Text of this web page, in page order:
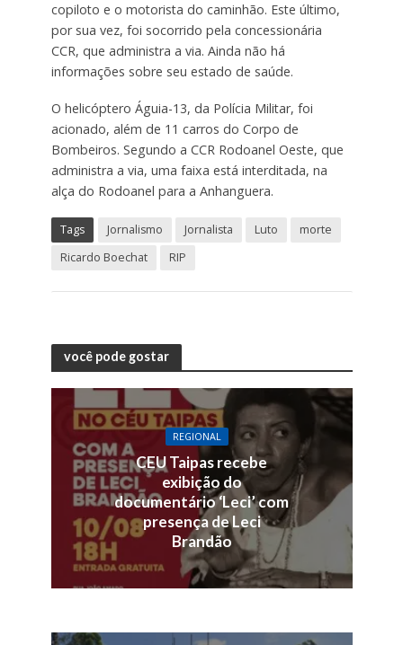
copiloto e o motorista do caminhão. Este último,
por sua vez, foi socorrido pela concessionária
CCR, que administra a via. Ainda não há
informações sobre seu estado de saúde.
O helicóptero Águia-13, da Polícia Militar, foi
acionado, além de 11 carros do Corpo de
Bombeiros. Segundo a CCR Rodoanel Oeste, que
administra a via, uma faixa está interditada, na
alça do Rodoanel para a Anhanguera.
Tags Jornalismo Jornalista Luto
morte
Ricardo Boechat
RIP
você pode gostar
REGIONAL
CEU Taipas recebe
exibição do
documentário ‘Leci’ com
presença de Leci
Brandão